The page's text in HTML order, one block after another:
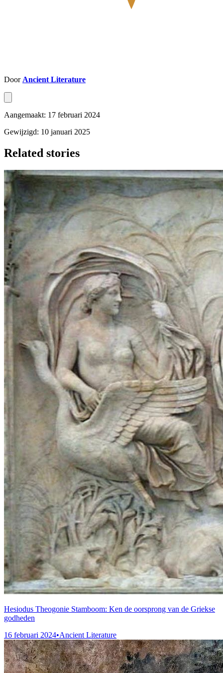
Door Ancient Literature
Aangemaakt: 17 februari 2024
Gewijzigd: 10 januari 2025
Related stories
Hesiodus Theogonie Stamboom: Ken de oorsprong van de Griekse
godheden
16 februari 2024•Ancient Literature